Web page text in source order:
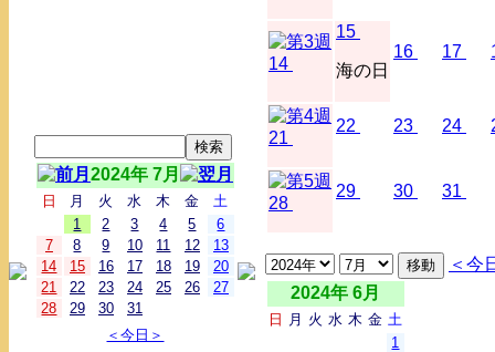
2024年 7月
日 月 火 水 木 金
土
1
2 3 4 5
6
7
8 9 10 11 12
13
14
15 16 17 18 19
20
21
22 23 24 25 26
27
28
29 30
31
＜今日＞
14
15
海の日
16 17
21
22 23 24
28
29 30 31
＜今
2024年 6月
日 月 火 水 木 金 土
1